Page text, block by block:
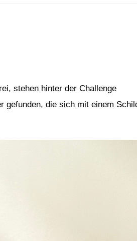
stehen hinter der Challenge
gefunden, die sich mit einem